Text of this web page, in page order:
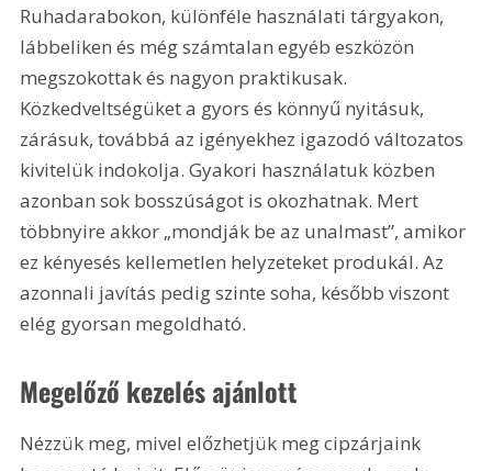
Ruhadarabokon, különféle használati tárgyakon,
lábbeliken és még számtalan egyéb eszközön
megszokottak és nagyon praktikusak.
Közkedveltségüket a gyors és könnyű nyitásuk,
zárásuk, továbbá az igényekhez igazodó változatos
kivitelük indokolja. Gyakori használatuk közben
azonban sok bosszúságot is okozhatnak. Mert
többnyire akkor „mondják be az unalmast”, amikor
ez kényesés kellemetlen helyzeteket produkál. Az
azonnali javítás pedig szinte soha, később viszont
elég gyorsan megoldható.
Megelőző kezelés ajánlott
Nézzük meg, mivel előzhetjük meg cipzárjaink